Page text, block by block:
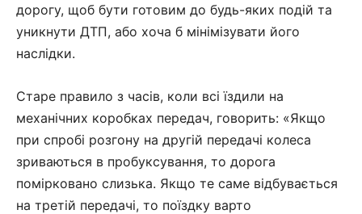
дорогу, щоб бути готовим до будь-яких подій та
уникнути ДТП, або хоча б мінімізувати його
наслідки.
Старе правило з часів, коли всі їздили на
механічних коробках передач, говорить: «Якщо
при спробі розгону на другій передачі колеса
зриваються в пробуксування, то дорога
помірковано слизька. Якщо те саме відбувається
на третій передачі, то поїздку варто